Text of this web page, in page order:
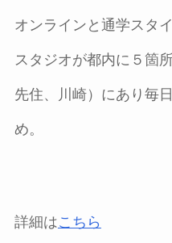
オンラインと通学スタ
スタジオが都内に５箇
先住、川崎）にあり毎
め。
詳細はこちら